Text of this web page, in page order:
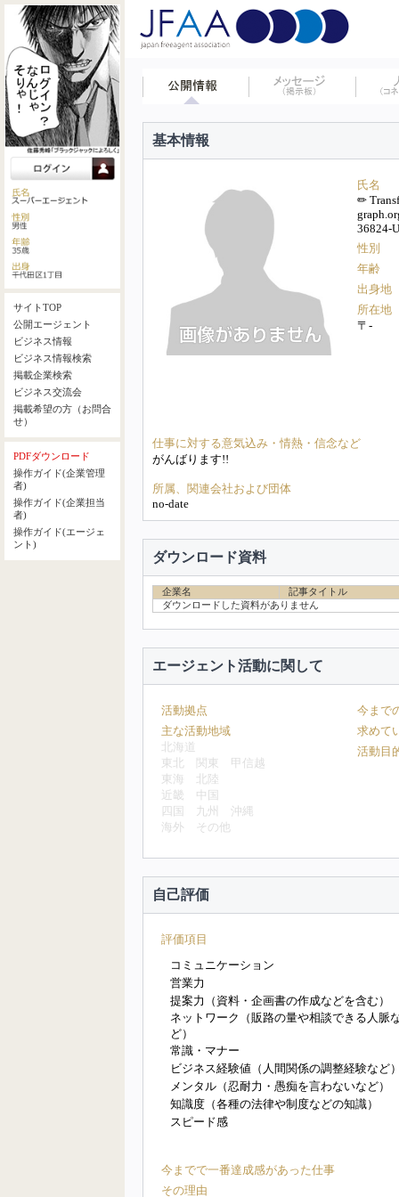
サイトTOP
公開エージェント
ビジネス情報
ビジネス情報検索
掲載企業検索
ビジネス交流会
掲載希望の方（お問合
せ）
PDFダウンロード
操作ガイド(企業管理
者)
操作ガイド(企業担当
者)
操作ガイド(エージェ
ント)
基本情報
氏名
✏
36824-
性別
年齢
出身地
所在地
〒-
仕事に対する意気込み・情熱・信念など
がんばります!!
所属、関連会社および団体
no-date
ダウンロード資料
企業名
記事タイトル
ダウンロードした資料がありません
エージェント活動に関して
活動拠点
主な活動地域
北海道
東北
関東
甲信越
東海
北陸
近畿
中国
四国
九州
沖縄
海外
その他
今まで
求めて
活動目
自己評価
評価項目
コミュニケーション
営業力
提案力（資料・企画書の作成などを含む）
ネットワーク（販路の量や相談できる人脈
ど）
常識・マナー
ビジネス経験値（人間関係の調整経験など
メンタル（忍耐力・愚痴を言わないなど）
知識度（各種の法律や制度などの知識）
スピード感
今までで一番達成感があった仕事
その理由